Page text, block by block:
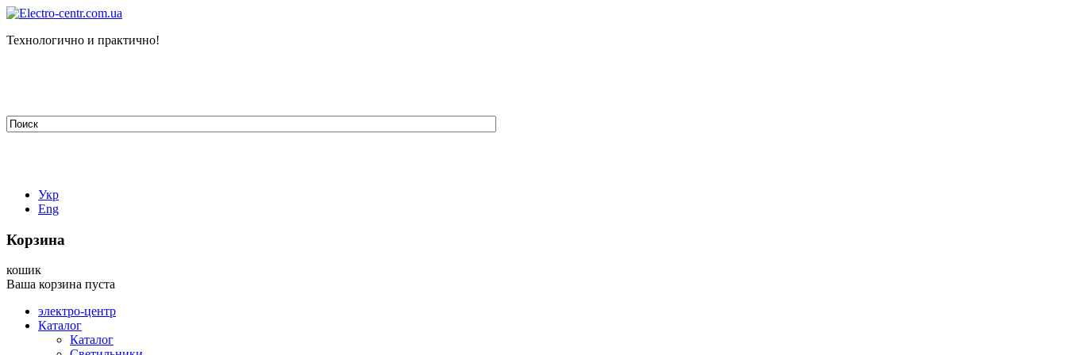
Технологично и практично!
Укр
Eng
Корзина
кошик
Ваша корзина пуста
электро-центр
Каталог
Каталог